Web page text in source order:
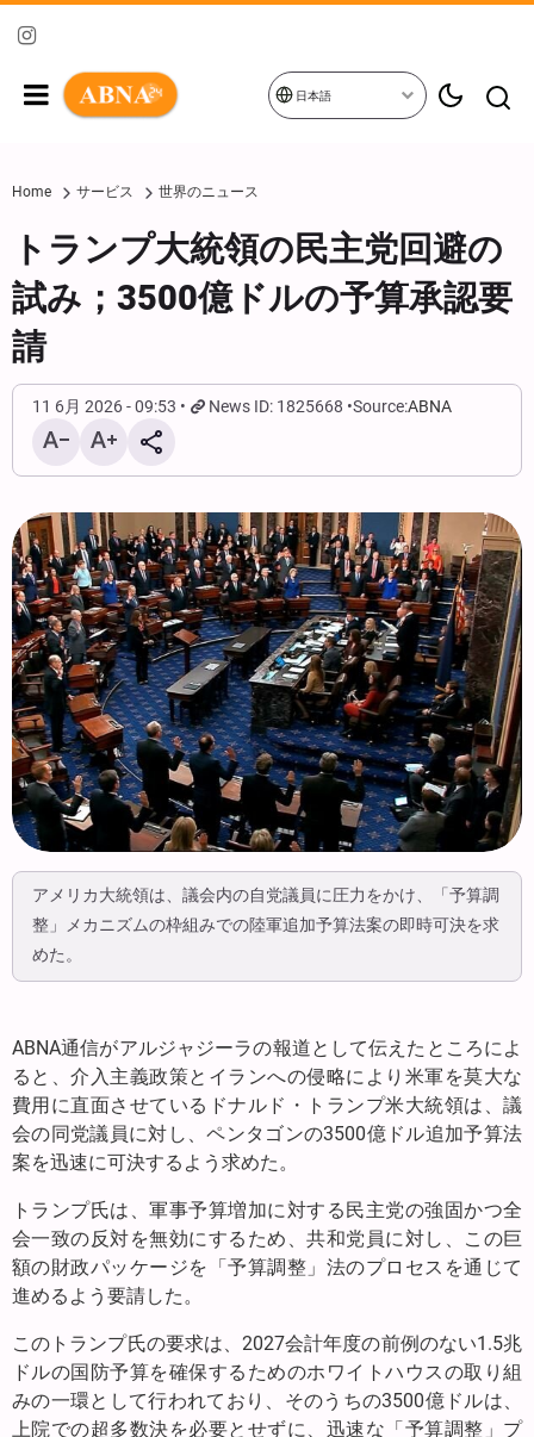
日本語
Home サービス 世界のニュース
トランプ大統領の民主党回避の
試み；3500億ドルの予算承認要
請
11 6月 2026 - 09:53 News ID: 1825668 Source:ABNA
アメリカ大統領は、議会内の自党議員に圧力をかけ、「予算調
整」メカニズムの枠組みでの陸軍追加予算法案の即時可決を求
めた。
ABNA通信がアルジャジーラの報道として伝えたところによ
ると、介入主義政策とイランへの侵略により米軍を莫大な
費用に直面させているドナルド・トランプ米大統領は、議
会の同党議員に対し、ペンタゴンの3500億ドル追加予算法
案を迅速に可決するよう求めた。
トランプ氏は、軍事予算増加に対する民主党の強固かつ全
会一致の反対を無効にするため、共和党員に対し、この巨
額の財政パッケージを「予算調整」法のプロセスを通じて
進めるよう要請した。
このトランプ氏の要求は、2027会計年度の前例のない1.5兆
ドルの国防予算を確保するためのホワイトハウスの取り組
みの一環として行われており、そのうちの3500億ドルは、
上院での超多数決を必要とせずに、迅速な「予算調整」プ